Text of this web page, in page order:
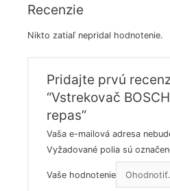
Recenzie
Nikto zatiaľ nepridal hodnotenie.
Pridajte prvú
“Vstrekovač
repas”
Vaša e-mailová adresa
Vyžadované polia sú
Vaše hodnotenie